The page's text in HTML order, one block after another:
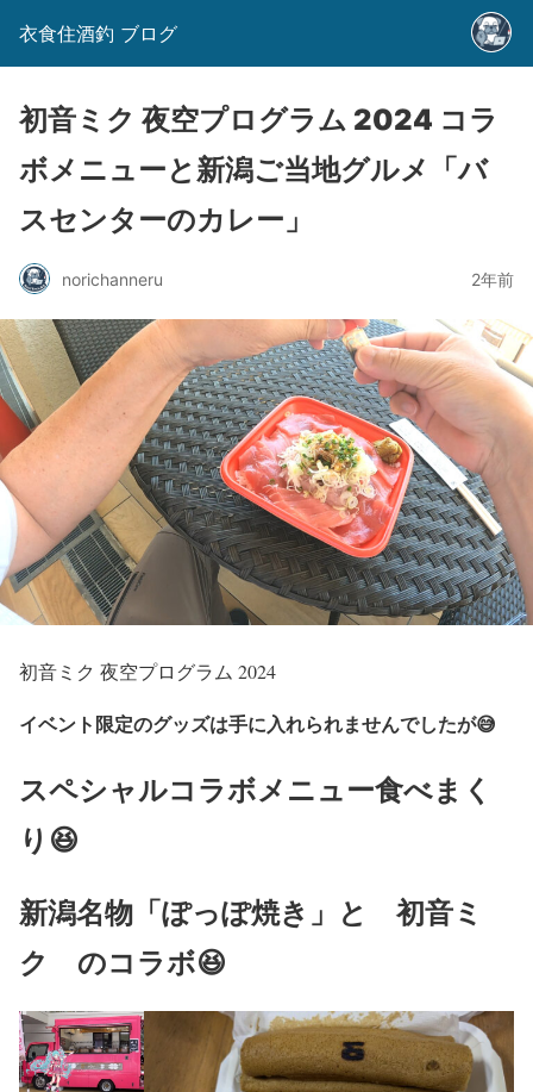
衣食住酒釣 ブログ
初音ミク 夜空プログラム 2024 コラ
ボメニューと新潟ご当地グルメ「バ
スセンターのカレー」
norichanneru 2年前
初音ミク 夜空プログラム 2024
イベント限定のグッズは手に入れられませんでしたが😅
スペシャルコラボメニュー食べまく
り😆
新潟名物「ぽっぽ焼き」と 初音ミ
ク のコラボ😆